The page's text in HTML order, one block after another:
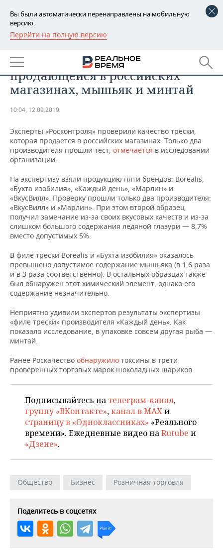
Вы были автоматически перенаправлены на мобильную
версию.
Перейти на полную версию
РЕГИОНЫ
БАШКОРТОСТАН
ТАТАРСТАН
НОВОСТИ
АНАЛИТИКА
ДЕКЛАРАЦИИ О ДОХОДАХ
КОРОЛИ ГОСЗАКАЗА ПФО
КОМУ ПРИНАДЛЕЖАТ
ТОРГОВЫЕ ЦЕНТРЫ
ТАТАРСТАНА
НОВОСТИ ЭКОНОМИКИ
ФИНАНСЫ
БЮДЖЕТ
ИНВЕСТИЦИИ
ПРОМЫШЛЕННОСТЬ
НОВОСТИ
ПРОМЫШЛЕННОСТИ
АГРОПРОМ
МАШИНОСТРОЕНИЕ
НЕФТЕХИМИЯ
ОПК
ЭНЕРГЕТИКА
НЕДВИЖИМОСТЬ
НОВОСТИ АВТО
БИЗНЕС
НОВОСТИ БИЗНЕСА
РОЗНИЧНАЯ ТОРГОВЛЯ
ТРАНСПОРТ
УСЛУГИ
ТЕХНОЛОГИИ
НОВОСТИ ТЕХНОЛОГИЙ
IT
МЕДИА
ТЕЛЕКОММУНИКАЦИИ
МЕРОПРИЯТИЯ
НОВОСТИ МЕРОПРИЯТИЙ
ВЫЕЗДНАЯ РЕДАКЦИЯ
БИЗНЕС-БРАНЧИ
ONLINE-КОНФЕРЕНЦИИ
ОТКРЫТАЯ ЛЕКЦИЯ
СПОРТ
НОВОСТИ СПОРТА
ФУТБОЛ
ХОККЕЙ
БАСКЕТБОЛ
КИБЕРСПОРТ
ФИГУРНОЕ КАТАНИЕ
ВОДНЫЕ ВИДЫ СПОРТА
ОБЩЕСТВО
НОВОСТИ ОБЩЕСТВА
ВЛАСТЬ
ИНФРАСТРУКТУРА
КУЛЬТУРА
МЕДИЦИНА
ОБРАЗОВАНИЕ
ФОТОГАЛЕРЕЯ
СЮЖЕТЫ
СПРАВОЧНИК
СПИСОК КОМПАНИЙ
Эксперты нашли в треске,
продающейся в российских
магазинах, мышьяк и минтай
10:04, 12.09.2019
Эксперты «Росконтроля» проверили качество трески,
которая продается в российских магазинах. Только два
производителя прошли тест, отмечается в исследовании
организации.
На экспертизу взяли продукцию пяти брендов: Borealis,
«Бухта изобилия», «Каждый день», «Марлин» и
«ВкусВилл». Проверку прошли только два производителя:
«ВкусВилл» и «Марлин». При этом второй образец
получил замечание из-за своих вкусовых качеств и из-за
слишком большого содержания ледяной глазури — 8,7%
вместо допустимых 5%.
В филе трески Borealis и «Бухта изобилия» оказалось
превышено допустимое содержание мышьяка (в 1,6 раза
и в 3 раза соответственно). В остальных образцах также
был обнаружен этот химический элемент, однако его
содержание незначительно.
Неприятно удивили экспертов результаты экспертизы
«филе трески» производителя «Каждый день». Как
показало исследование, в упаковке совсем другая рыба —
минтай.
Ранее Роскачество обнаружило токсины в трети
проверенных торговых марок шоколадных шариков.
Подписывайтесь на телеграм-канал,
группу «ВКонтакте»,канал в MAXи
страницу в «Одноклассниках» «Реального
времени». Ежедневные видео наRutube и
«Дзене».
Общество Бизнес Розничная торговля
Поделитесь в соцсетях